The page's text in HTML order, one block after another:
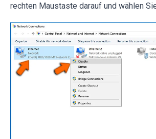
rechten Maustaste darauf und wählen